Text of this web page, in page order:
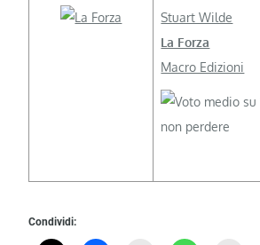
Stuart Wilde
La Forza
Macro Edizioni
Condividi: